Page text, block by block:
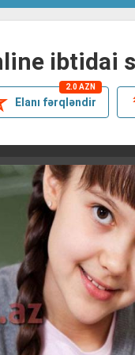
i̇btidai
Elanı fərqləndir
2.0 AZN